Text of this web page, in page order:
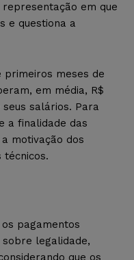
em que
e questiona a
primeiros meses de
em média, R$
salários. Para
a finalidade das
motivação dos
pagamentos
legalidade,
que os